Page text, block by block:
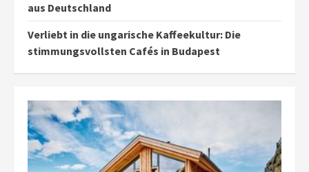
aus Deutschland
Verliebt in die ungarische Kaffeekultur: Die
stimmungsvollsten Cafés in Budapest